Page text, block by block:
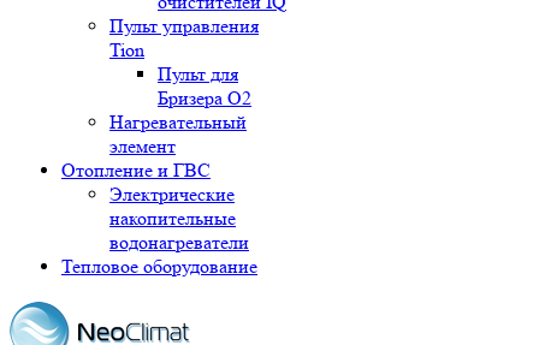
Пульт управления
Tion
Пульт для
Бризера O2
Нагревательный
элемент
Отопление и ГВС
Электрические
накопительные
водонагреватели
Тепловое оборудование